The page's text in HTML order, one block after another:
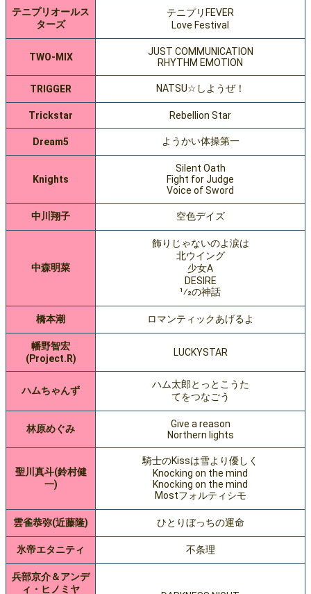
テニプリオールス
ターズ
テニプリFEVER
Love Festival
TWO-MIX
JUST COMMUNICATION
RHYTHM EMOTION
TRIGGER NATSU☆しようぜ！
Trickstar Rebellion Star
Dream5 ようかい体操第一
Knights
Silent Oath
Fight for Judge
Voice of Sword
中川翔子 空色デイズ
中森明菜
飾りじゃないのよ涙は
北ウイング
少女A
DESIRE
1⁄2の神話
橋本潮 ロマンティックあげるよ
幡野智宏
(Project.R)
LUCKYSTAR
ハムちゃんず
ハム太郎とっとこうた
てをつなごう
林原めぐみ
Give a reason
Northern lights
聖川真斗(鈴村健
一)
騎士のKissは雪より優しく
Knocking on the mind
Knocking on the mind
Mostフォルティシモ
雲雀恭弥(近藤隆) ひとりぼっちの運命
氷帝エタニティ 不条理
兵部京介＆アンデ
ィ・ヒノミヤ